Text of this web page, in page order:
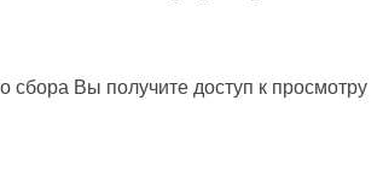
сбора Вы получите доступ к просмотру